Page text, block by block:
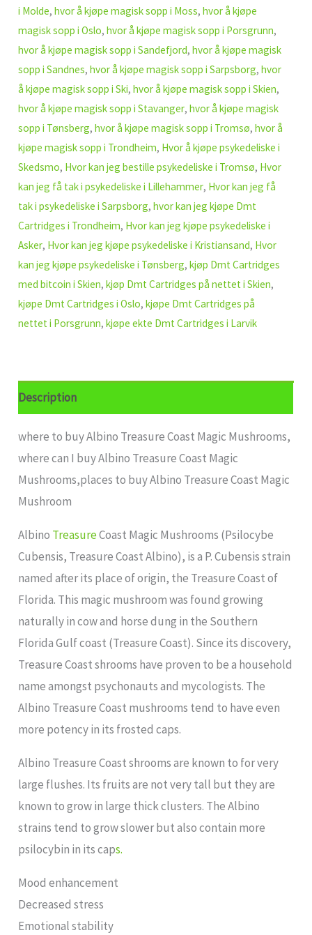
i Molde,hvor å kjøpe magisk sopp i Moss,hvor å kjøpe
magisk sopp i Oslo,hvor å kjøpe magisk sopp i Porsgrunn,
hvor å kjøpe magisk sopp i Sandefjord,hvor å kjøpe magisk
sopp i Sandnes,hvor å kjøpe magisk sopp i Sarpsborg,hvor
å kjøpe magisk sopp i Ski,hvor å kjøpe magisk sopp i Skien,
hvor å kjøpe magisk sopp i Stavanger,hvor å kjøpe magisk
sopp i Tønsberg,hvor å kjøpe magisk sopp i Tromsø,hvor å
kjøpe magisk sopp i Trondheim, Hvor å kjøpe psykedeliske i
Skedsmo, Hvor kan jeg bestille psykedeliske i Tromsø, Hvor
kan jeg få tak i psykedeliske i Lillehammer, Hvor kan jeg få
tak i psykedeliske i Sarpsborg,hvor kan jeg kjøpe Dmt
Cartridges i Trondheim, Hvor kan jeg kjøpe psykedeliske i
Asker, Hvor kan jeg kjøpe psykedeliske i Kristiansand, Hvor
kan jeg kjøpe psykedeliske i Tønsberg,kjøp Dmt Cartridges
med bitcoin i Skien,kjøp Dmt Cartridges på nettet i Skien,
kjøpe Dmt Cartridges i Oslo,kjøpe Dmt Cartridges på
nettet i Porsgrunn,kjøpe ekte Dmt Cartridges i Larvik
Description
where to buy Albino Treasure Coast Magic Mushrooms,
where can I buy Albino Treasure Coast Magic
Mushrooms,places to buy Albino Treasure Coast Magic
Mushroom
Albino TreasureCoast Magic Mushrooms (Psilocybe
Cubensis, Treasure Coast Albino), is a P. Cubensis strain
named after its place of origin, the Treasure Coast of
Florida. This magic mushroom was found growing
naturally in cow and horse dung in the Southern
Florida Gulf coast (Treasure Coast). Since its discovery,
Treasure Coast shrooms have proven to be a household
name amongst psychonauts and mycologists. The
Albino Treasure Coast mushrooms tend to have even
more potency in its frosted caps.
Albino Treasure Coast shrooms are known to for very
large flushes. Its fruits are not very tall but they are
known to grow in large thick clusters. The Albino
strains tend to grow slower but also contain more
psilocybin in its caps.
Mood enhancement
Decreased stress
Emotional stability